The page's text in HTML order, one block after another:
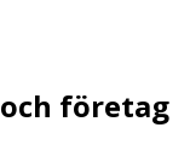
företag